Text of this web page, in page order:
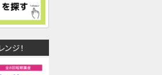
ンジ！